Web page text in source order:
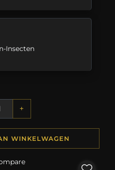
Insecten
+
WINKELWAGEN